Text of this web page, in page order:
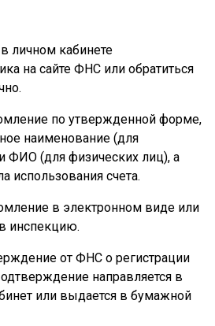
личном кабинете
на сайте ФНС или обратиться
по утвержденной форме,
наименование (для
ФИО (для физических лиц), а
использования счета.
в электронном виде или
инспекцию.
от ФНС о регистрации
направляется в
или выдается в бумажной